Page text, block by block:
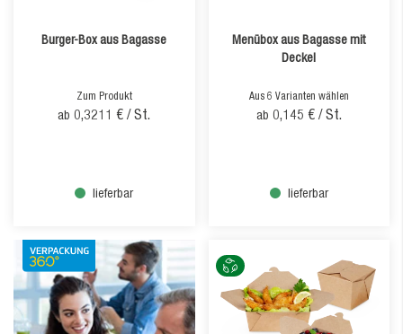
Burger-Box aus Bagasse
Zum Produkt
ab 0,3211 € / St.
lieferbar
Menübox aus Bagasse mit
Deckel
Aus 6 Varianten wählen
ab 0,145 € / St.
lieferbar